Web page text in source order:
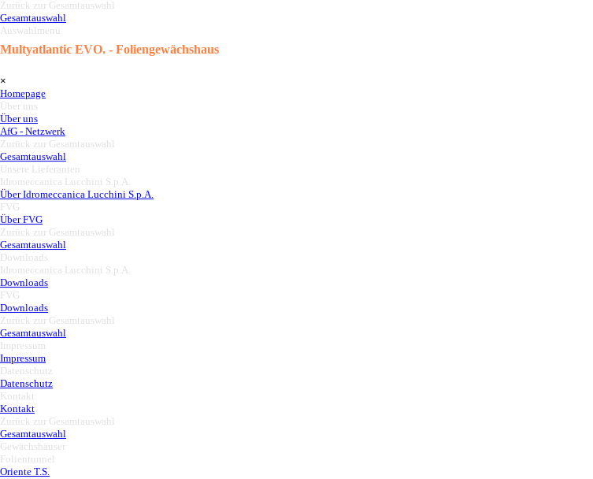
Zurück zur Gesamtauswahl
Gesamtauswahl
Auswahlmenü
Multyatlantic EVO. - Foliengewächshaus
×
Homepage
Über uns
Über uns
AfG - Netzwerk
Zurück zur Gesamtauswahl
Gesamtauswahl
Unsere Lieferanten
Idromeccanica Lucchini S.p.A.
Über Idromeccanica Lucchini S.p.A.
FVG
Über FVG
Zurück zur Gesamtauswahl
Gesamtauswahl
Downloads
Idromeccanica Lucchini S.p.A.
Downloads
FVG
Downloads
Zurück zur Gesamtauswahl
Gesamtauswahl
Impressum
Impressum
Datenschutz
Datenschutz
Kontakt
Kontakt
Zurück zur Gesamtauswahl
Gesamtauswahl
Gewächshäuser
Folientunnel
Oriente T.S.